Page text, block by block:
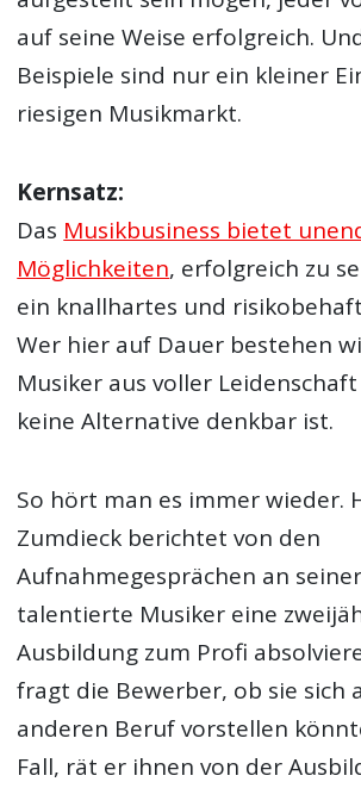
auf seine Weise erfolgreich.
Beispiele sind nur ein kleiner
riesigen Musikmarkt.
Kernsatz:
Das Musikbusiness bietet
Möglichkeiten, erfolgreich zu
ein knallhartes und
Wer hier auf Dauer bestehen
Musiker aus voller
keine Alternative denkbar ist.
So hört man es immer wieder.
Zumdieck berichtet von den
Aufnahmegesprächen an
talentierte Musiker eine
Ausbildung zum Profi
fragt die Bewerber, ob sie sich
anderen Beruf vorstellen
Fall, rät er ihnen von der